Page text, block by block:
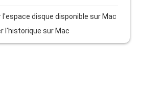
disque disponible sur Mac
l'historique sur Mac